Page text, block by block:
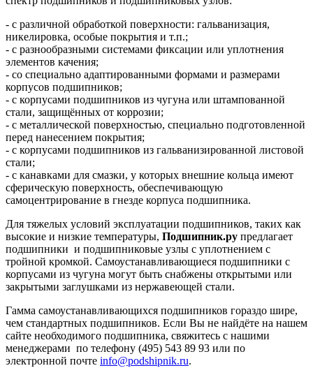
- с различной обработкой поверхности: гальванизация,
никелировка, особые покрытия и т.п.;
- с разнообразными системами фиксации или уплотнения
элементов качения;
- со специально адаптированными формами и размерами
корпусов подшипников;
- с корпусами подшипников из чугуна или штампованной
стали, защищённых от коррозии;
- с металлической поверхностью, специально подготовленной
перед нанесением покрытия;
- с корпусами подшипников из гальванизированной листовой
стали;
- с канавками для смазки, у которых внешние кольца имеют
сферическую поверхность, обеспечивающую
самоцентрирование в гнезде корпуса подшипника.
Для тяжелых условий эксплуатации подшипников, таких как
высокие и низкие температуры, Подшипник.ру предлагает
подшипники и подшипниковые узлы с уплотнением с
тройной кромкой. Самоустанавливающиеся подшипники с
корпусами из чугуна могут быть снабжены открытыми или
закрытыми заглушками из нержавеющей стали.
Гамма самоустанавливающихся подшипников гораздо шире,
чем стандартных подшипников. Если Вы не найдёте на нашем
сайте необходимого подшипника, свяжитесь с нашими
менеджерами по телефону (495) 543 89 93 или по
электронной почте info@podshipnik.ru.